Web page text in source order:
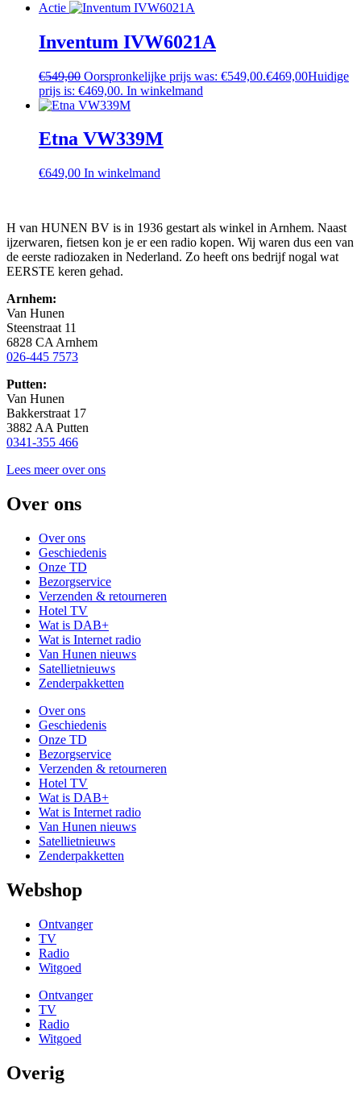
Actie
Inventum IVW6021A
€549,00 Oorspronkelijke prijs was: €549,00.€469,00Huidige
prijs is: €469,00. In winkelmand
Etna VW339M
€649,00 In winkelmand
H van HUNEN BV is in 1936 gestart als winkel in Arnhem. Naast
ijzerwaren, fietsen kon je er een radio kopen. Wij waren dus een van
de eerste radiozaken in Nederland. Zo heeft ons bedrijf nogal wat
EERSTE keren gehad.
Arnhem:
Van Hunen
Steenstraat 11
6828 CA Arnhem
026-445 7573
Putten:
Van Hunen
Bakkerstraat 17
3882 AA Putten
0341-355 466
Lees meer over ons
Over ons
Over ons
Geschiedenis
Onze TD
Bezorgservice
Verzenden & retourneren
Hotel TV
Wat is DAB+
Wat is Internet radio
Van Hunen nieuws
Satellietnieuws
Zenderpakketten
Over ons
Geschiedenis
Onze TD
Bezorgservice
Verzenden & retourneren
Hotel TV
Wat is DAB+
Wat is Internet radio
Van Hunen nieuws
Satellietnieuws
Zenderpakketten
Webshop
Ontvanger
TV
Radio
Witgoed
Ontvanger
TV
Radio
Witgoed
Overig